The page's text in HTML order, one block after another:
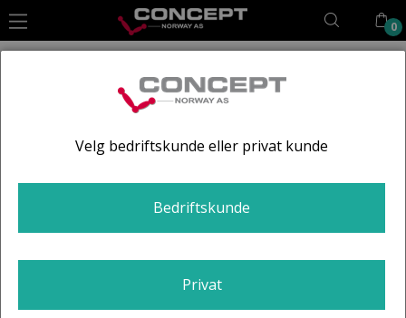
0
Velg bedriftskunde eller privat kunde
Bedriftskunde
Privat